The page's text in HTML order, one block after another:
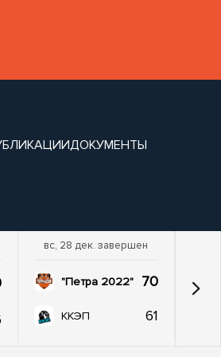
ДОКУМЕНТЫ
вс, 28 дек. завершен
"Петра 2022" 70
ККЭП 61